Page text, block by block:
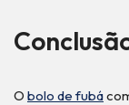
O bolo de fubá